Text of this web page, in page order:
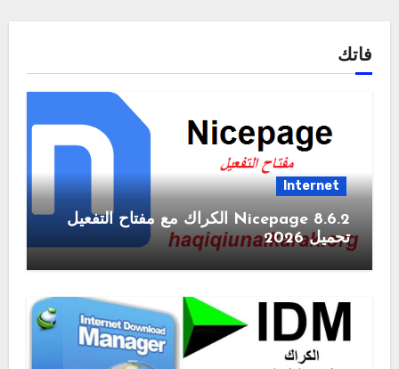
فاتك
Internet
Nicepage 8.6.2 الكراك مع مفتاح التفعيل
تحميل 2026